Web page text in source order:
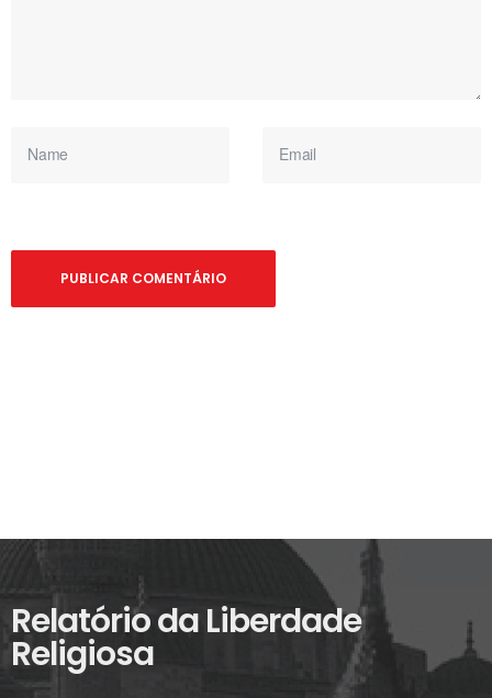
Relatório da Liberdade
Religiosa